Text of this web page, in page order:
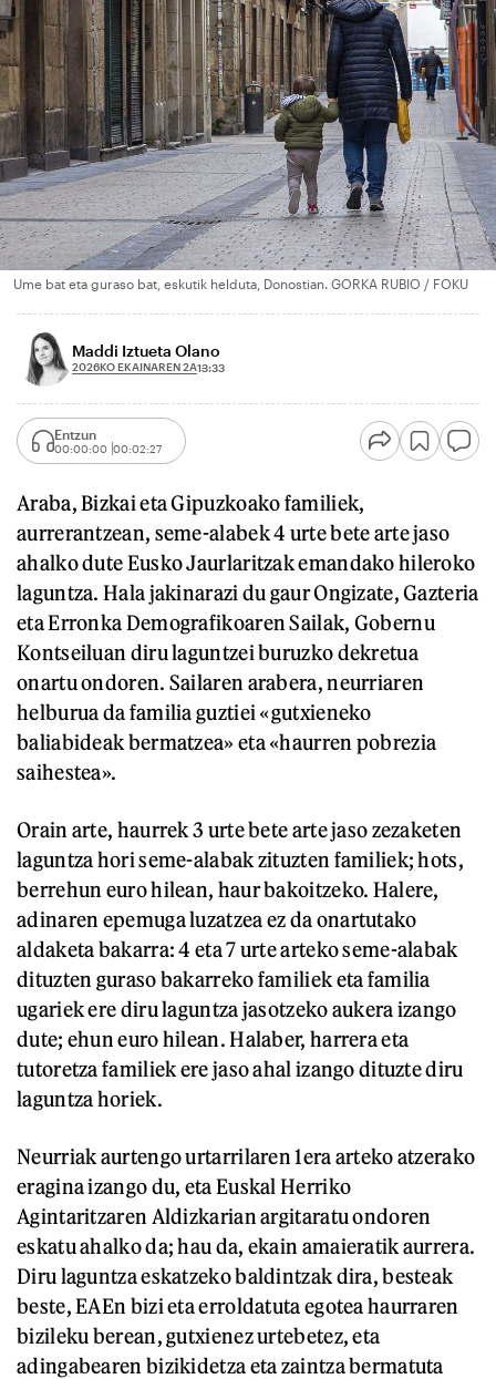
Ume bat eta guraso bat, eskutik helduta, Donostian. GORKA RUBIO / FOKU
Maddi Iztueta Olano
2026KO EKAINAREN 2A13:33
Entzun
00:00:00 00:02:27
Araba, Bizkai eta Gipuzkoako familiek,
aurrerantzean, seme-alabek 4 urte bete arte jaso
ahalko dute Eusko Jaurlaritzak emandako hileroko
laguntza. Hala jakinarazi du gaur Ongizate, Gazteria
eta Erronka Demografikoaren Sailak, Gobernu
Kontseiluan diru laguntzei buruzko dekretua
onartu ondoren. Sailaren arabera, neurriaren
helburua da familia guztiei «gutxieneko
baliabideak bermatzea» eta «haurren pobrezia
saihestea».
Orain arte, haurrek 3 urte bete arte jaso zezaketen
laguntza hori seme-alabak zituzten familiek; hots,
berrehun euro hilean, haur bakoitzeko. Halere,
adinaren epemuga luzatzea ez da onartutako
aldaketa bakarra: 4 eta 7 urte arteko seme-alabak
dituzten guraso bakarreko familiek eta familia
ugariek ere diru laguntza jasotzeko aukera izango
dute; ehun euro hilean. Halaber, harrera eta
tutoretza familiek ere jaso ahal izango dituzte diru
laguntza horiek.
Neurriak aurtengo urtarrilaren 1era arteko atzerako
eragina izango du, eta Euskal Herriko
Agintaritzaren Aldizkarian argitaratu ondoren
eskatu ahalko da; hau da, ekain amaieratik aurrera.
Diru laguntza eskatzeko baldintzak dira, besteak
beste, EAEn bizi eta erroldatuta egotea haurraren
bizileku berean, gutxienez urtebetez, eta
adingabearen bizikidetza eta zaintza bermatuta